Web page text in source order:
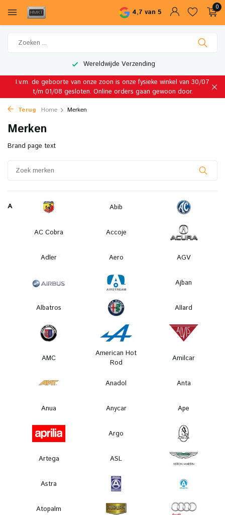
4,7 van 5
0
Wereldwijde Verzending
I.v.m. de geboorte van onze zoon is onze fysieke winkel van 30/07
t/m 01/08 gesloten. Online orders gaan gewoon door.
Terug Home Merken
Merken
Brand page text
A Abib
AC Cobra Accoje
Adler Aero AGV
Ajban
Albatros Allard
AMC
American Hot
Rod
Amilcar
Anadol Anta
Anua Anycar Ape
Argo
Artega ASL
Astra
Atopalm